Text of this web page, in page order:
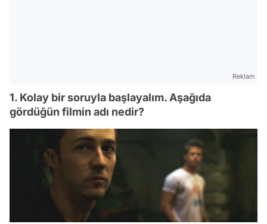
Reklam
1. Kolay bir soruyla başlayalım. Aşağıda
gördüğün filmin adı nedir?